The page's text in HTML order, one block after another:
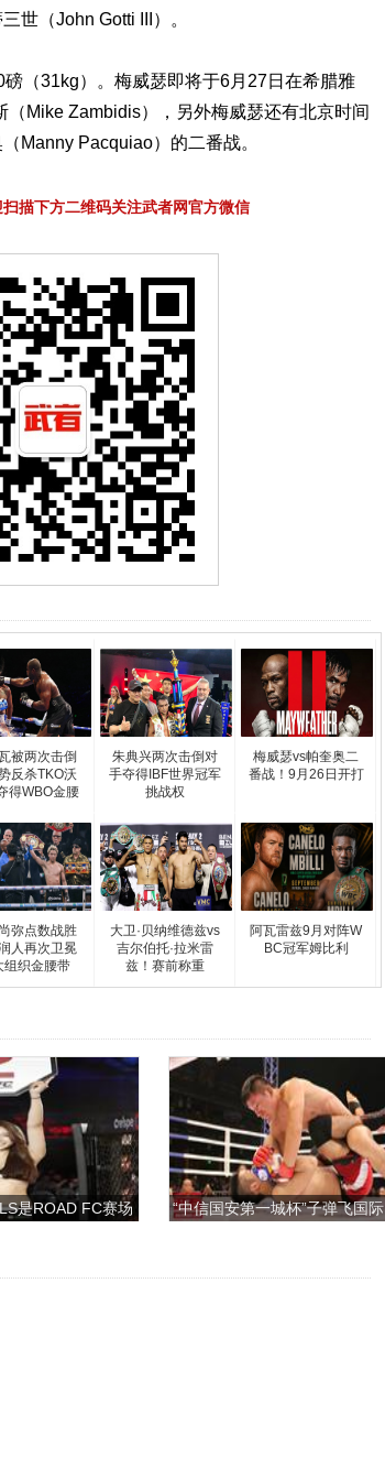
世（John Gotti III）。
（31kg）。梅威瑟即将于6月27日在希腊雅
Mike Zambidis），另外梅威瑟还有北京时间
Manny Pacquiao）的二番战。
描下方二维码关注武者网官方微信
被两次击倒
反杀TKO沃
得WBO金腰
朱典兴两次击倒对
手夺得IBF世界冠军
挑战权
梅威瑟vs帕奎奥二
番战！9月26日开打
弥点数战胜
人再次卫冕
组织金腰带
大卫·贝纳维德兹vs
吉尔伯托·拉米雷
兹！赛前称重
阿瓦雷兹9月对阵W
BC冠军姆比利
是ROAD FC赛场
“中信国安第一城杯”子弹飞国际